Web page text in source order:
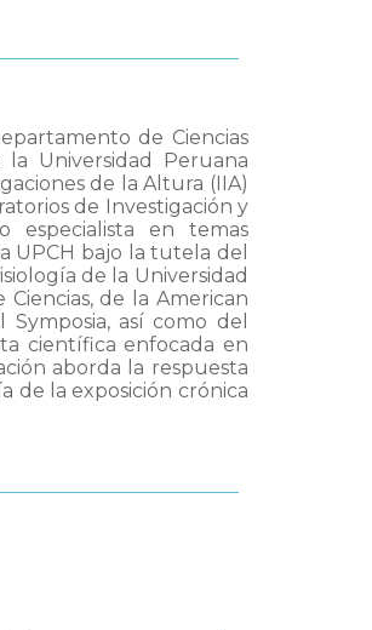
de Ciencias
Universidad Peruana
de la Altura (IIA)
de Investigación y
especialista en temas
UPCH bajo la tutela del
de la Universidad
de la American
así como del
científica enfocada en
aborda la respuesta
de la exposición crónica